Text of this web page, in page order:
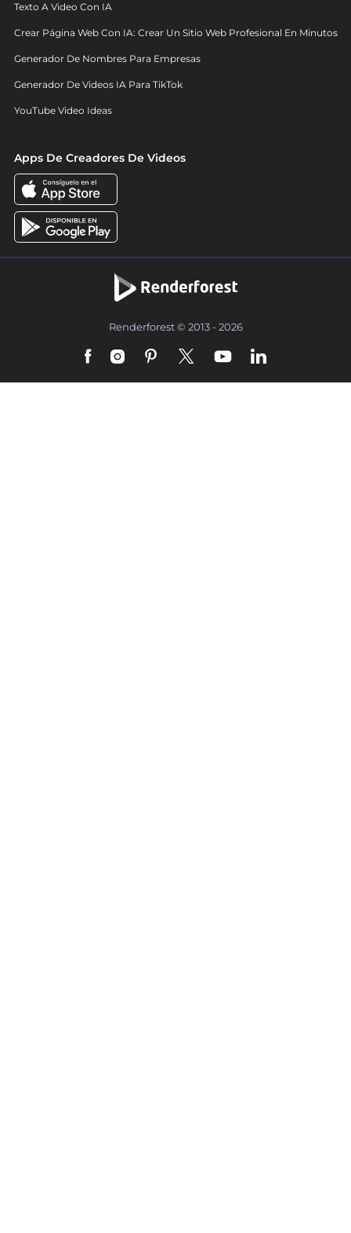
Texto A Video Con IA
Crear Página Web Con IA: Crear Un Sitio Web Profesional En Minutos
Generador De Nombres Para Empresas
Generador De Videos IA Para TikTok
YouTube Video Ideas
Apps De Creadores De Videos
Renderforest © 2013 - 2026